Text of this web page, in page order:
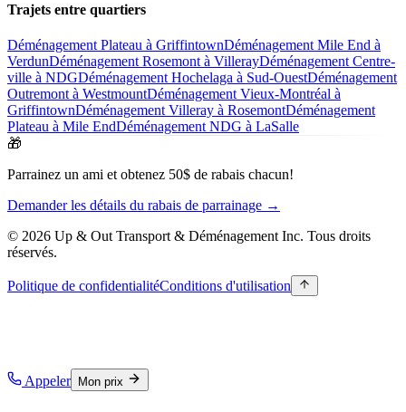
Trajets entre quartiers
Déménagement Plateau à GriffintownDéménagement Mile End à
VerdunDéménagement Rosemont à VillerayDéménagement Centre-
ville à NDGDéménagement Hochelaga à Sud-OuestDéménagement
Outremont à WestmountDéménagement Vieux-Montréal à
GriffintownDéménagement Villeray à RosemontDéménagement
Plateau à Mile EndDéménagement NDG à LaSalle
🎁
Parrainez un ami et obtenez 50$ de rabais chacun!
Demander les détails du rabais de parrainage →
© 2026 Up & Out Transport & Déménagement Inc. Tous droits
réservés.
Politique de confidentialitéConditions d'utilisation
Appeler Mon prix